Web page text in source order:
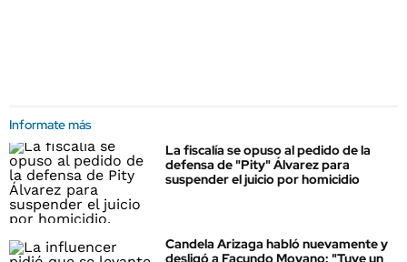
Informate más
La fiscalía se opuso al pedido de la
defensa de "Pity" Álvarez para
suspender el juicio por homicidio
Candela Arizaga habló nuevamente y
desligó a Facundo Moyano: "Tuve un